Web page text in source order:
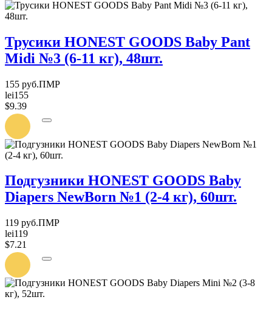
Трусики HONEST GOODS Baby Pant
Midi №3 (6-11 кг), 48шт.
155 руб.ПМР
lei155
$9.39
УВЕДОМИТЬ
ПОСТУПЛЕНИИ
Подгузники HONEST GOODS Baby
Diapers NewBorn №1 (2-4 кг), 60шт.
119 руб.ПМР
lei119
$7.21
УВЕДОМИТЬ
ПОСТУПЛЕНИИ